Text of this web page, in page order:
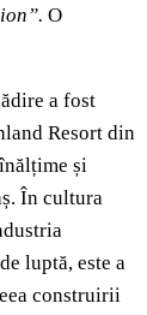
O
a fost
Resort din
și
În cultura
luptă, este a
construirii